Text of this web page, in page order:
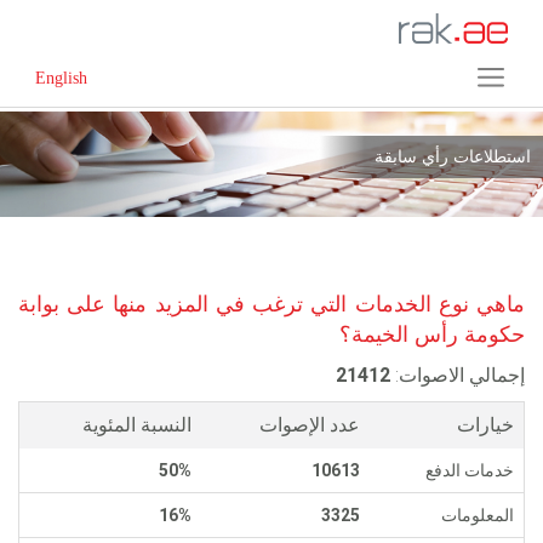
English
استطلاعات رأي سابقة
ماهي نوع الخدمات التي ترغب في المزيد منها على بوابة
حكومة رأس الخيمة؟
إجمالي الاصوات:
خيارات عدد الإصوات النسبة المئوية
خدمات الدفع 10613
50%
المعلومات 3325
16%